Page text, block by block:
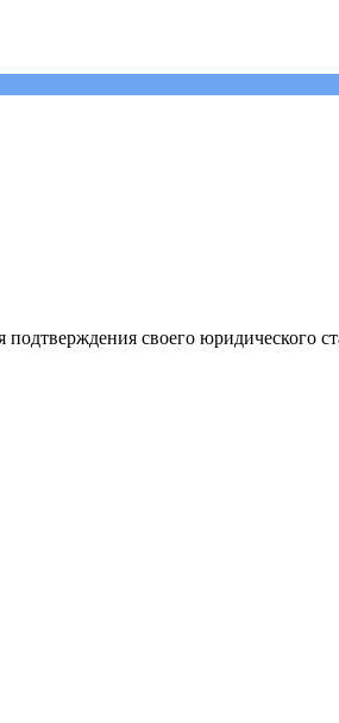
подтверждения своего юридического